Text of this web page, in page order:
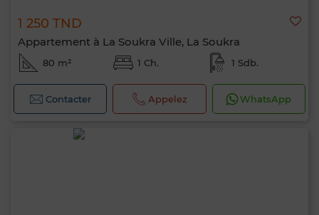
1 250 TND
Appartement à La Soukra Ville, La Soukra
80 m² 1 Ch. 1 Sdb.
Contacter Appelez WhatsApp